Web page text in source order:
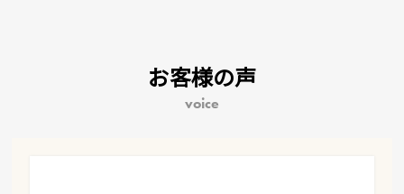
お客様の声
voice